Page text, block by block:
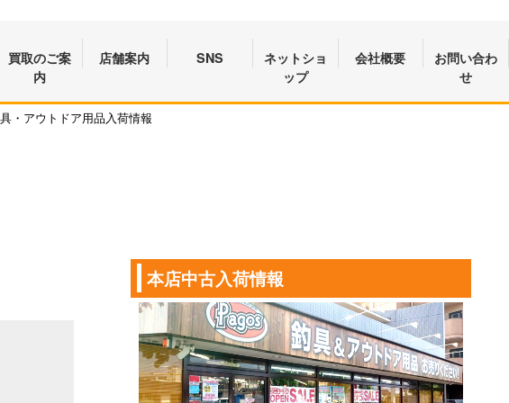
買取のご案
内
店舗案内 SNS
ネットショ
ップ
会社概要
お問い合わ
せ
・アウトドア用品入荷情報
本店中古入荷情報